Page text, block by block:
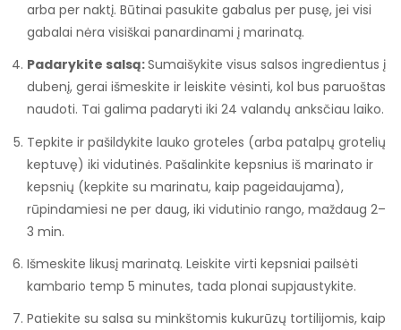
arba per naktį. Būtinai pasukite gabalus per pusę, jei visi
gabalai nėra visiškai panardinami į marinatą.
Padarykite salsą:Sumaišykite visus salsos ingredientus į
dubenį, gerai išmeskite ir leiskite vėsinti, kol bus paruoštas
naudoti. Tai galima padaryti iki 24 valandų anksčiau laiko.
Tepkite ir pašildykite lauko groteles (arba patalpų grotelių
keptuvę) iki vidutinės. Pašalinkite kepsnius iš marinato ir
kepsnių (kepkite su marinatu, kaip pageidaujama),
rūpindamiesi ne per daug, iki vidutinio rango, maždaug 2–
3 min.
Išmeskite likusį marinatą. Leiskite virti kepsniai pailsėti
kambario temp 5 minutes, tada plonai supjaustykite.
Patiekite su salsa su minkštomis kukurūzų tortilijomis, kaip